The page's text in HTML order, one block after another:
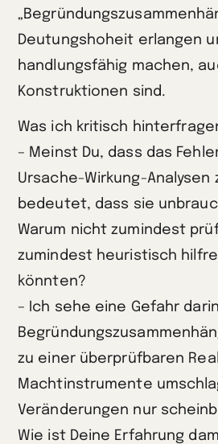
Deutungshoheit erlangen
handlungsfähig machen,
Konstruktionen sind.
Was ich kritisch
– Meinst Du, dass das
Ursache-Wirkung-Analysen
bedeutet, dass sie
Warum nicht zumindest
zumindest heuristisch
könnten?
– Ich sehe eine Gefahr
zu einer überprüfbaren
Machtinstrumente
Veränderungen nur
Wie ist Deine Erfahrung